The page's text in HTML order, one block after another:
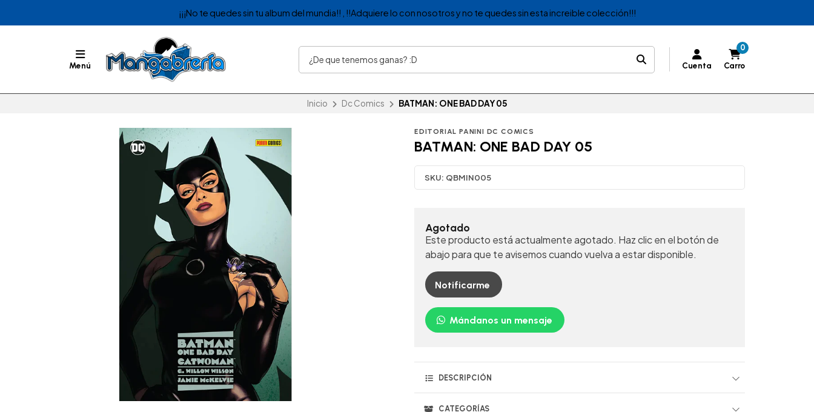
¡¡¡No te quedes sin tu album del mundia!! , !!Adquiere lo con nosotros y no te quedes sin esta increible colección!!!
Menú Cuenta
0
Carro
Inicio Dc Comics BATMAN: ONE BAD DAY 05
EDITORIAL PANINI DC COMICS
BATMAN: ONE BAD DAY 05
SKU: QBMIN005
Agotado
Este producto está actualmente agotado. Haz clic en el botón de
abajo para que te avisemos cuando vuelva a estar disponible.
Notificarme
Mándanos un mensaje
DESCRIPCIÓN
CATEGORÍAS